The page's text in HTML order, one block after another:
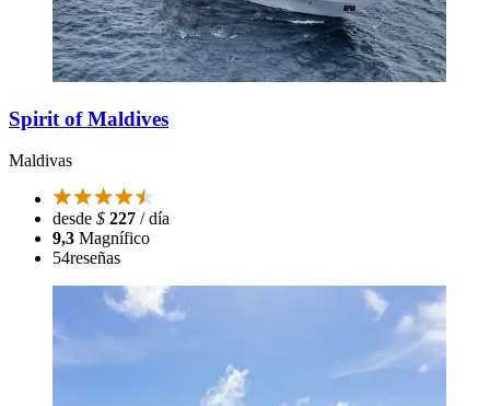
Spirit of Maldives
Maldivas
desde $ 227 / día
9,3 Magnífico
54reseñas